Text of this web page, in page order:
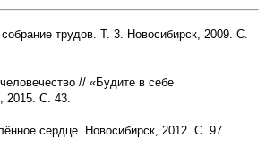
собрание трудов. Т. 3. Новосибирск, 2009. С.
// «Будите в себе
2015. С. 43.
сердце. Новосибирск, 2012. С. 97.